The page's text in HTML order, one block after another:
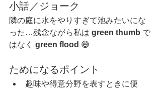
小話／ジョーク
隣の庭に水をやりすぎて池みたいにな
った…残念ながら私は green thumb で
はなく green flood 😅
ためになるポイント
趣味や得意分野を表すときに便